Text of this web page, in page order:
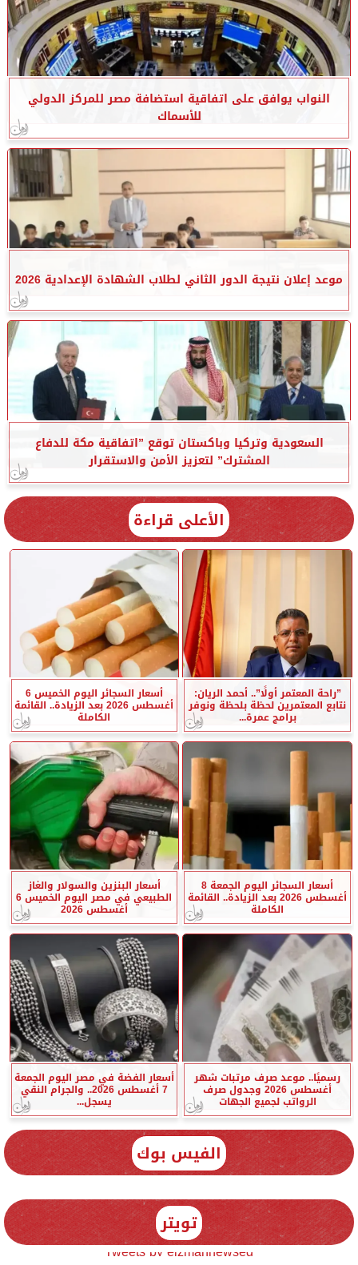
النواب يوافق على اتفاقية استضافة مصر للمركز الدولي
للأسماك
موعد إعلان نتيجة الدور الثاني لطلاب الشهادة الإعدادية 2026
السعودية وتركيا وباكستان توقع ”اتفاقية مكة للدفاع
المشترك” لتعزيز الأمن والاستقرار
الأعلى قراءة
”راحة المعتمر أولًا”.. أحمد الريان:
نتابع المعتمرين لحظة بلحظة ونوفر
برامج عمرة...
أسعار السجائر اليوم الخميس 6
أغسطس 2026 بعد الزيادة.. القائمة
الكاملة
أسعار السجائر اليوم الجمعة 8
أغسطس 2026 بعد الزيادة.. القائمة
الكاملة
أسعار البنزين والسولار والغاز
الطبيعي في مصر اليوم الخميس 6
أغسطس 2026
رسميًا.. موعد صرف مرتبات شهر
أغسطس 2026 وجدول صرف
الرواتب لجميع الجهات
أسعار الفضة في مصر اليوم الجمعة
7 أغسطس 2026.. والجرام النقي
يسجل...
الفيس بوك
تويتر
Tweets by elzmannewseg